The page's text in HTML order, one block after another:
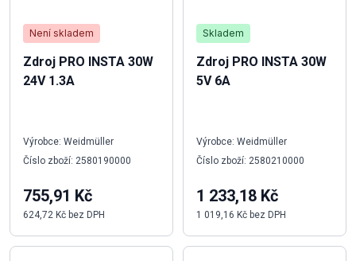
Není skladem
Zdroj PRO INSTA 30W
24V 1.3A
Výrobce: Weidmüller
Číslo zboží: 2580190000
755,91 Kč
624,72 Kč bez DPH
Skladem
Zdroj PRO INSTA 30W
5V 6A
Výrobce: Weidmüller
Číslo zboží: 2580210000
1 233,18 Kč
1 019,16 Kč bez DPH